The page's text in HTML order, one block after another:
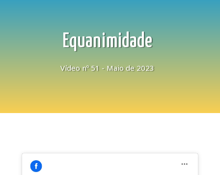
Equanimidade
Vídeo nº 51 - Maio de 2023